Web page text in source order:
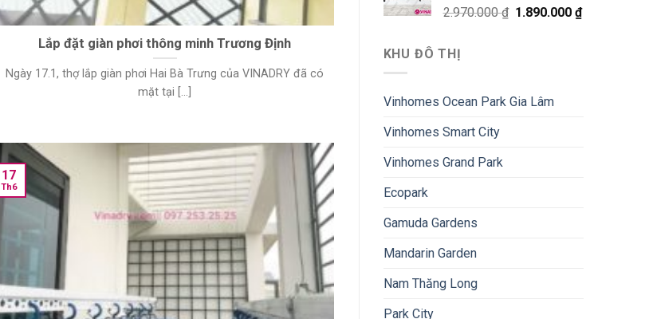
Lắp đặt giàn phơi thông minh Trương Định
Ngày 17.1, thợ lắp giàn phơi Hai Bà Trưng của VINADRY đã có
mặt tại [...]
17
Th6
2.970.000₫ 1.890.000₫
KHU ĐÔ THỊ
Vinhomes Ocean Park Gia Lâm
Vinhomes Smart City
Vinhomes Grand Park
Ecopark
Gamuda Gardens
Mandarin Garden
Nam Thăng Long
Park City